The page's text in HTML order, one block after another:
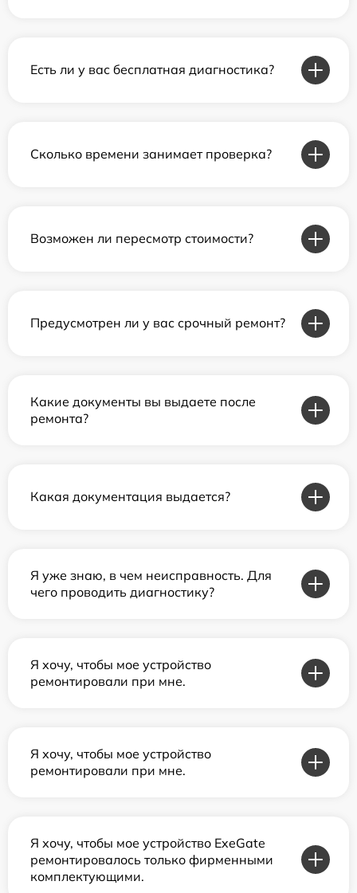
Есть ли у вас бесплатная диагностика?
Сколько времени занимает проверка?
Возможен ли пересмотр стоимости?
Предусмотрен ли у вас срочный ремонт?
Какие документы вы выдаете после
ремонта?
Какая документация выдается?
Я уже знаю, в чем неисправность. Для
чего проводить диагностику?
Я хочу, чтобы мое устройство
ремонтировали при мне.
Я хочу, чтобы мое устройство
ремонтировали при мне.
Я хочу, чтобы мое устройство ExeGate
ремонтировалось только фирменными
комплектующими.